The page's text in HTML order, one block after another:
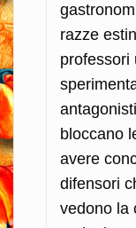
razze
professori
bloccano
avere
difensori
vedono la